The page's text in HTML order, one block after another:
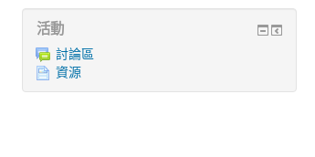
活動
討論區
資源